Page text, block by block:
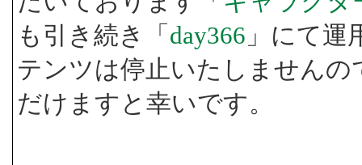
も引き続き「 day366 」にて
テンツは停止いたしません
だけますと幸いです。